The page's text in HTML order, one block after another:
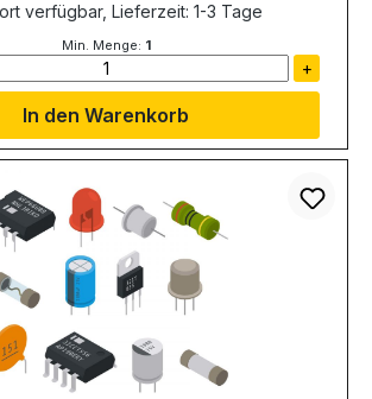
verfügbar, Lieferzeit: 1-3 Tage
Min. Menge: 1
+
In den Warenkorb